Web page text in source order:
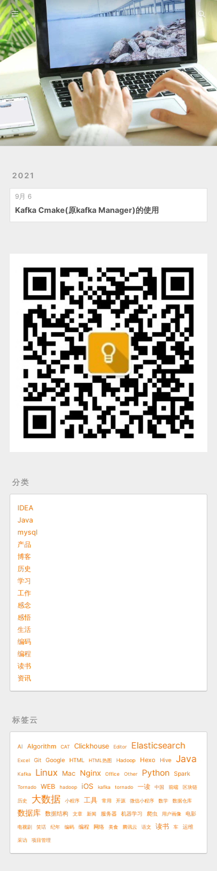
2021
9月 6
Kafka Cmake(原kafka Manager)的使用
分类
IDEA
Java
mysql
产品
博客
历史
学习
工作
感念
感悟
生活
编码
编程
读书
资讯
标签云
AI Algorithm CAT Clickhouse Editor Elasticsearch
Excel Git Google HTML HTML热图 Hadoop Hexo Hive Java
Kafka Linux Mac Nginx Office Other Python Spark
Tornado WEB hadoop iOS kafka tornado 一读 中国 前端 区块链
历史 大数据 小程序 工具 常用 开源 微信小程序 数学 数据仓库
数据库 数据结构 文章 新闻 服务器 机器学习 爬虫 用户画像 电影
电视剧 笑话 纪年 编码 编程 网络 美食 腾讯云 语文 读书 车 运维
采访 项目管理
友链
关于